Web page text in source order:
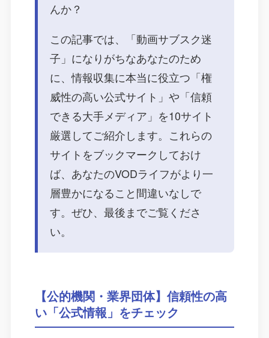
んか？
この記事では、「動画サブスク迷
子」になりがちなあなたのため
に、情報収集に本当に役立つ「権
威性の高い公式サイト」や「信頼
できる大手メディア」を10サイト
厳選してご紹介します。これらの
サイトをブックマークしておけ
ば、あなたのVODライフがより一
層豊かになること間違いなしで
す。ぜひ、最後までご覧くださ
い。
【公的機関・業界団体】信頼性の高
い「公式情報」をチェック